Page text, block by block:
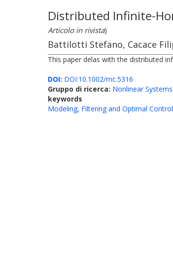
Distributed Infinite-
Articolo in rivista)
Battilotti Stefano, Cacace
This paper delas with the distributed
DOI: DOI:10.1002/rnc.5316
Gruppo di ricerca: Nonlinear
keywords
Modeling, Filtering and Optimal